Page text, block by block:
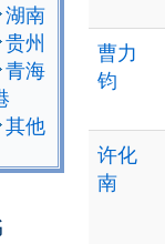
湖南
贵州
青海
其他
曹力
钧
许化
南